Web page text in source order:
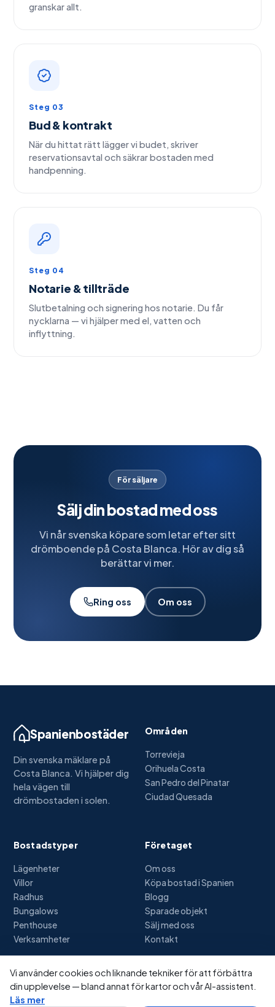
granskar allt.
Steg 03
Bud & kontrakt
När du hittat rätt lägger vi budet, skriver
reservationsavtal och säkrar bostaden med
handpenning.
Steg 04
Notarie & tillträde
Slutbetalning och signering hos notarie. Du får
nycklarna — vi hjälper med el, vatten och
inflyttning.
För säljare
Sälj din bostad med oss
Vi når svenska köpare som letar efter sitt
drömboende på Costa Blanca. Hör av dig så
berättar vi mer.
Ring oss Om oss
Spanienbostäder
Din svenska mäklare på
Costa Blanca. Vi hjälper dig
hela vägen till
drömbostaden i solen.
Områden
Torrevieja
Orihuela Costa
San Pedro del Pinatar
Ciudad Quesada
Bostadstyper
Lägenheter
Villor
Radhus
Bungalows
Penthouse
Verksamheter
Företaget
Om oss
Köpa bostad i Spanien
Blogg
Sparade objekt
Sälj med oss
Kontakt
© 2026 Spanienbostäder.se — Alla rättigheter förbehållna
Vi använder cookies och liknande tekniker för att förbättra
din upplevelse — bland annat för kartor och vår AI-assistent.
Läs mer